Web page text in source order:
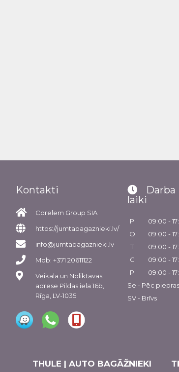
Kontakti
Corelem Group SIA
https://jumtabagaznieki.lv/
info@jumtabagaznieki.lv
Mob: +371 20611122
Veikala un Noliktavas
adrese Pildas iela 16b,
Rīga, LV-1035
Darba
laiki
P
09:00 -
O
09:00 -
T
09:00 -
C
09:00 -
P
09:00 -
Se - Pēc
SV - Brīvs
THULE | AUTO BAGĀŽNIEKI